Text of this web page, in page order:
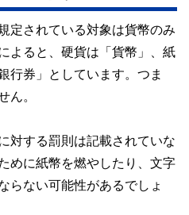
定されている対象は貨幣のみ
よると、硬貨は「貨幣」、紙
行券」としています。つま
ん。
対する罰則は記載されていな
めに紙幣を燃やしたり、文字
らない可能性があるでしょ